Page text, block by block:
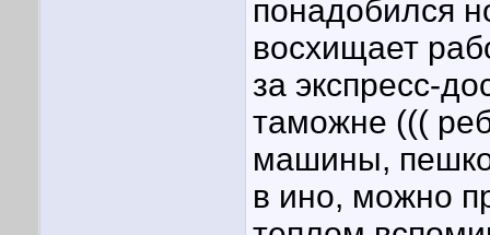
понадобился
восхищает
за экспресс-
таможне (((
машины,
в ино, можно